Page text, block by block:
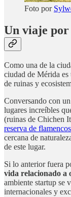
Foto por
Un viaje
Como una de la
ciudad de Mérida es
de ruinas y
Conversando con
lugares increíbles
(ruinas de Chichen
reserva de
cercana de
de este lugar.
Si lo anterior fuera
vida relacionado a
ambiente startup se
internacionales y